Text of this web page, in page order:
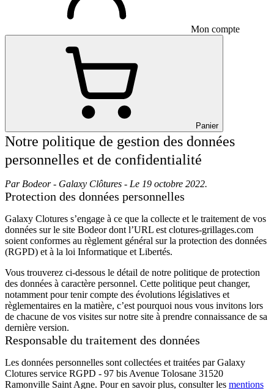
Mon compte
Panier
Notre politique de gestion des données
personnelles et de confidentialité
Par Bodeor - Galaxy Clôtures - Le 19 octobre 2022.
Protection des données personnelles
Galaxy Clotures s’engage à ce que la collecte et le traitement de vos
données sur le site Bodeor dont l’URL est clotures-grillages.com
soient conformes au règlement général sur la protection des données
(RGPD) et à la loi Informatique et Libertés.
Vous trouverez ci-dessous le détail de notre politique de protection
des données à caractère personnel. Cette politique peut changer,
notamment pour tenir compte des évolutions législatives et
règlementaires en la matière, c’est pourquoi nous vous invitons lors
de chacune de vos visites sur notre site à prendre connaissance de sa
dernière version.
Responsable du traitement des données
Les données personnelles sont collectées et traitées par Galaxy
Clotures service RGPD - 97 bis Avenue Tolosane 31520
Ramonville Saint Agne. Pour en savoir plus, consulter les mentions